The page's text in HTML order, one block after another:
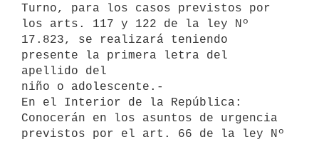
Turno, para los casos previstos por
los arts. 117 y 122 de la ley Nº
17.823, se realizará teniendo
presente la primera letra del
apellido del
niño o adolescente.-
En el Interior de la República:
Conocerán en los asuntos de urgencia
previstos por el art. 66 de la ley Nº